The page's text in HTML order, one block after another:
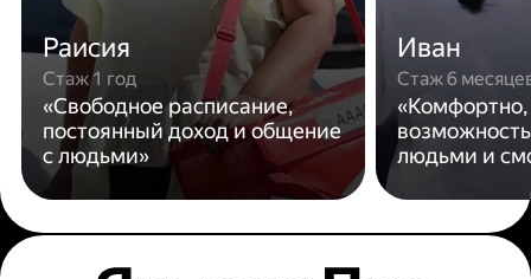
Раисия
Стаж 1 год
«Свободное расписание,
постоянный доход и общение
с людьми»
Иван
Стаж 6
людьми и